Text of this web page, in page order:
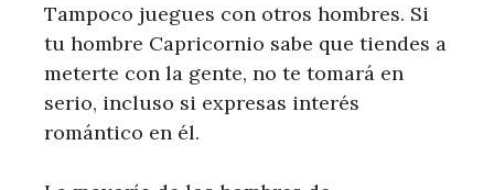
Tampoco juegues con otros hombres. Si
tu hombre Capricornio sabe que tiendes a
meterte con la gente, no te tomará en
serio, incluso si expresas interés
romántico en él.